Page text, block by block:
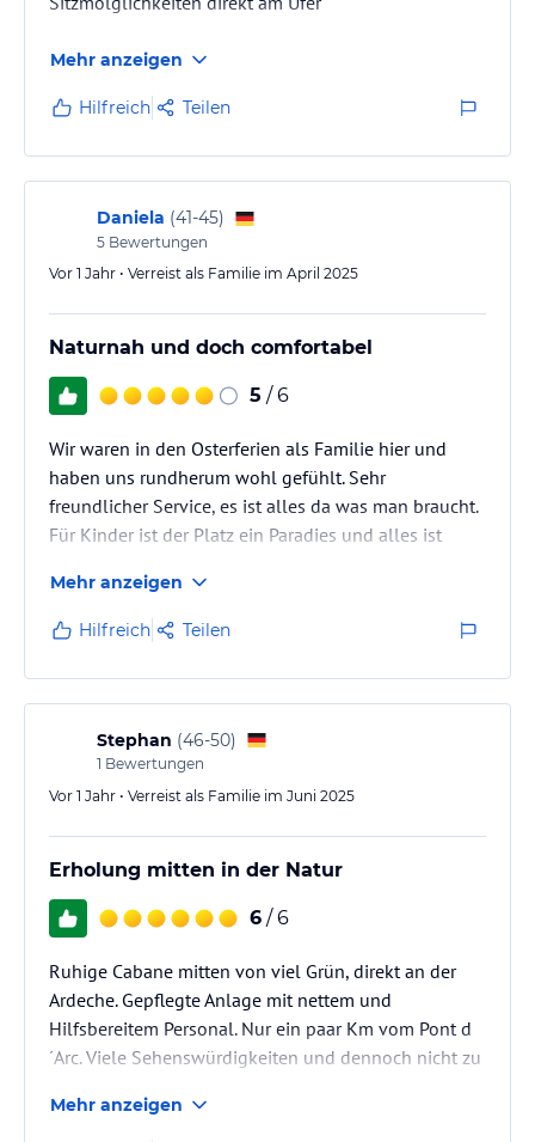
Mehr anzeigen
Hilfreich Teilen
Daniela (41-45)
5 Bewertungen
Vor 1 Jahr • Verreist als Familie im April 2025
Naturnah und doch comfortabel
5 / 6
Wir waren in den Osterferien als Familie hier und
haben uns rundherum wohl gefühlt. Sehr
freundlicher Service, es ist alles da was man braucht.
Für Kinder ist der Platz ein Paradies und alles ist
ohnehin traumhaft.
Mehr anzeigen
Hilfreich Teilen
Stephan (46-50)
1 Bewertungen
Vor 1 Jahr • Verreist als Familie im Juni 2025
Erholung mitten in der Natur
6 / 6
Ruhige Cabane mitten von viel Grün, direkt an der
Ardeche. Gepflegte Anlage mit nettem und
Hilfsbereitem Personal. Nur ein paar Km vom Pont d
´Arc. Viele Sehenswürdigkeiten und dennoch nicht zu
Mehr anzeigen